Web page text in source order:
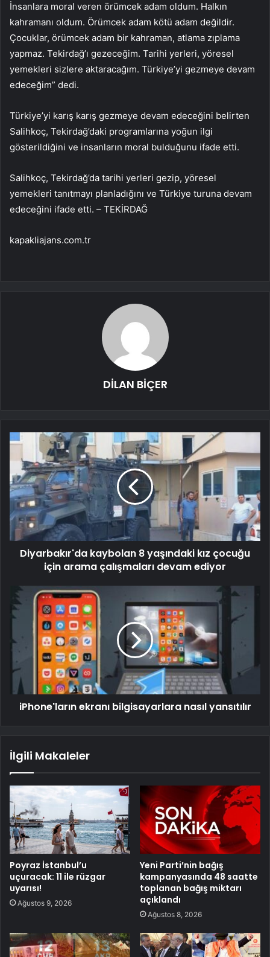
İnsanlara moral veren örümcek adam oldum. Halkın
kahramanı oldum. Örümcek adam kötü adam değildir.
Çocuklar, örümcek adam bir kahraman, atlama zıplama
yapmaz. Tekirdağ’ı gezeceğim. Tarihi yerleri, yöresel
yemekleri sizlere aktaracağım. Türkiye’yi gezmeye devam
edeceğim” dedi.
Türkiye’yi karış karış gezmeye devam edeceğini belirten
Salihkoç, Tekirdağ’daki programlarına yoğun ilgi
gösterildiğini ve insanların moral bulduğunu ifade etti.
Salihkoç, Tekirdağ’da tarihi yerleri gezip, yöresel
yemekleri tanıtmayı planladığını ve Türkiye turuna devam
edeceğini ifade etti. – TEKİRDAĞ
kapakliajans.com.tr
DİLAN BİÇER
Diyarbakır'da kaybolan 8 yaşındaki kız çocuğu
için arama çalışmaları devam ediyor
iPhone'ların ekranı bilgisayarlara nasıl yansıtılır
İlgili Makaleler
Poyraz İstanbul’u
uçuracak: 11 ile rüzgar
uyarısı!
Ağustos 9, 2026
Yeni Parti’nin bağış
kampanyasında 48 saatte
toplanan bağış miktarı
açıklandı
Ağustos 8, 2026